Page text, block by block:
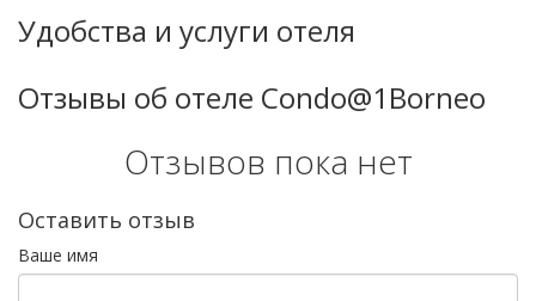
Удобства и услуги отеля
Отзывы об отеле Condo@1Borneo
Отзывов пока нет
Оставить отзыв
Ваше имя